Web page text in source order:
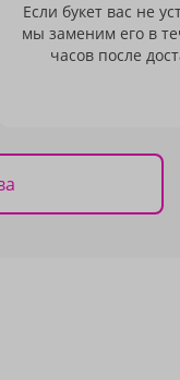
Если букет вас не
мы заменим его в
часов после